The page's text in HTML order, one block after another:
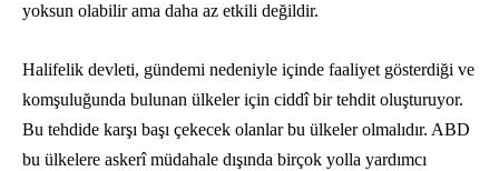
yoksun olabilir ama daha az etkili değildir.
Halifelik devleti, gündemi nedeniyle içinde faaliyet gösterdiği ve
komşuluğunda bulunan ülkeler için ciddî bir tehdit oluşturuyor.
Bu tehdide karşı başı çekecek olanlar bu ülkeler olmalıdır. ABD
bu ülkelere askerî müdahale dışında birçok yolla yardımcı